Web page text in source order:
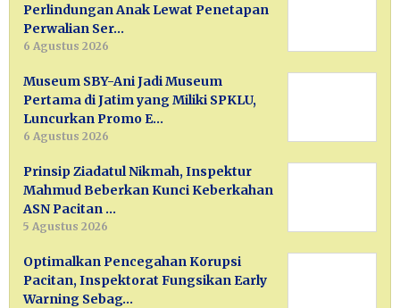
Perlindungan Anak Lewat Penetapan
Perwalian Ser…
6 Agustus 2026
Museum SBY-Ani Jadi Museum
Pertama di Jatim yang Miliki SPKLU,
Luncurkan Promo E…
6 Agustus 2026
Prinsip Ziadatul Nikmah, Inspektur
Mahmud Beberkan Kunci Keberkahan
ASN Pacitan …
5 Agustus 2026
Optimalkan Pencegahan Korupsi
Pacitan, Inspektorat Fungsikan Early
Warning Sebag…